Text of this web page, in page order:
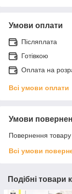
Умови оплати
Післяплата
Готівкою
Оплата на
Всі умови оплати
Умови
Повернення
Всі умови
Подібні товари